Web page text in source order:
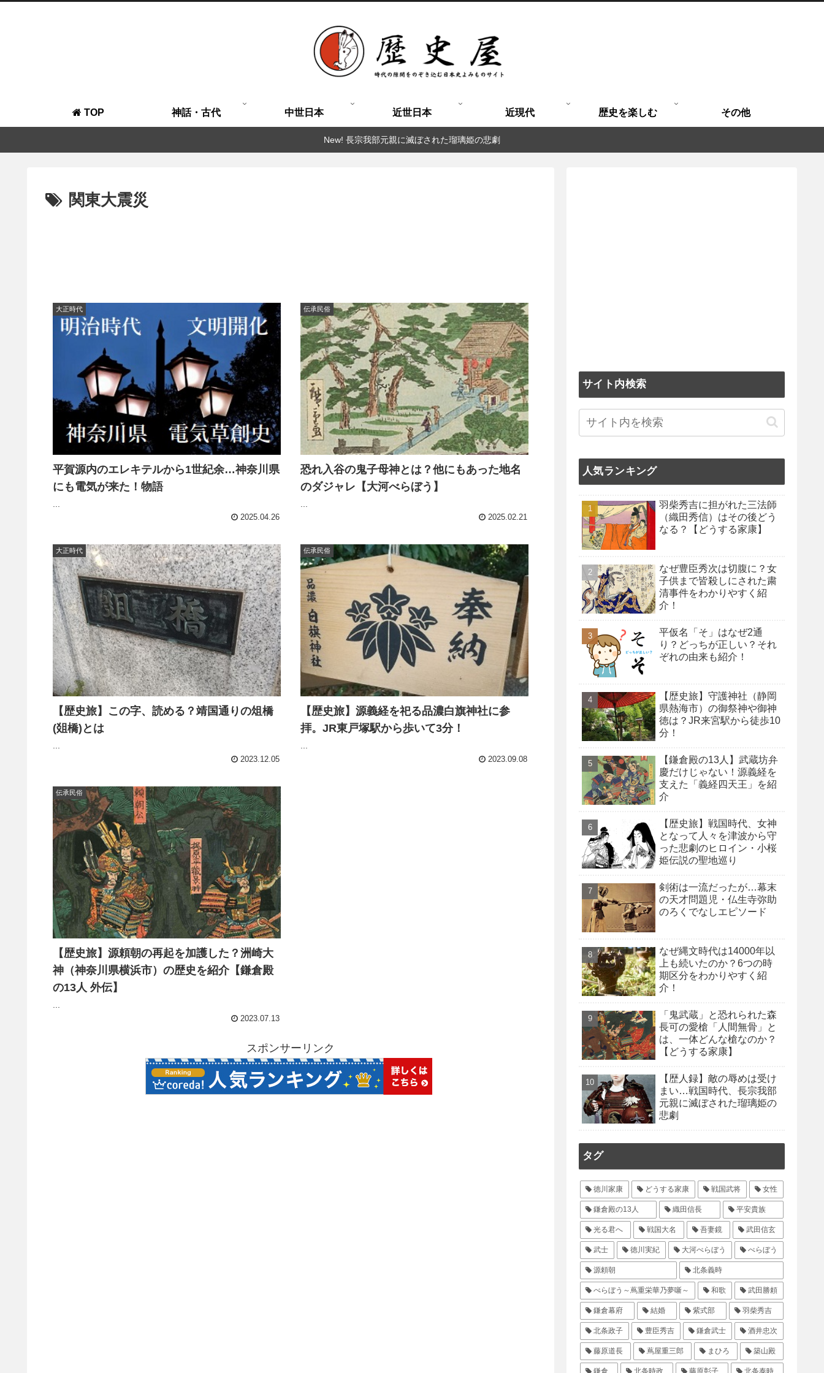
TOP 神話・古代 中世日本 近世日本 近現代 歴史を楽しむ その他
New! 長宗我部元親に滅ぼされた瑠璃姫の悲劇
関東大震災
大正時代
平賀源内のエレキテルから1世紀余…神奈川県
にも電気が来た！物語
2025.04.26
伝承民俗
恐れ入谷の鬼子母神とは？他にもあった地名
のダジャレ【大河べらぼう】
2025.02.21
大正時代
【歴史旅】この字、読める？靖国通りの俎橋
(爼橋)とは
...
2023.12.05
伝承民俗
【歴史旅】源義経を祀る品濃白旗神社に参
拝。JR東戸塚駅から歩いて3分！
...
2023.09.08
伝承民俗
【歴史旅】源頼朝の再起を加護した？洲崎大
神（神奈川県横浜市）の歴史を紹介【鎌倉殿
の13人 外伝】
2023.07.13
スポンサーリンク
サイト内検索
人気ランキング
羽柴秀吉に担がれた三法師
（織田秀信）はその後どう
なる？【どうする家康】
なぜ豊臣秀次は切腹に？女
子供まで皆殺しにされた粛
清事件をわかりやすく紹
介！
平仮名「そ」はなぜ2通
り？どっちが正しい？それ
ぞれの由来も紹介！
【歴史旅】守護神社（静岡
県熱海市）の御祭神や御神
徳は？JR来宮駅から徒歩10
分！
【鎌倉殿の13人】武蔵坊弁
慶だけじゃない！源義経を
支えた「義経四天王」を紹
介
【歴史旅】戦国時代、女神
となって人々を津波から守
った悲劇のヒロイン・小桜
姫伝説の聖地巡り
剣術は一流だったが…幕末
の天才問題児・仏生寺弥助
のろくでなしエピソード
なぜ縄文時代は14000年以
上も続いたのか？6つの時
期区分をわかりやすく紹
介！
「鬼武蔵」と恐れられた森
長可の愛槍「人間無骨」と
は、一体どんな槍なのか？
【どうする家康】
【歴人録】敵の辱めは受け
まい…戦国時代、長宗我部
元親に滅ぼされた瑠璃姫の
悲劇
タグ
徳川家康 どうする家康 戦国武将 女性
鎌倉殿の13人 織田信長 平安貴族
光る君へ 戦国大名 吾妻鏡 武田信玄
武士 徳川実紀 大河べらぼう べらぼう
源頼朝 北条義時
べらぼう～蔦重栄華乃夢噺～ 和歌 武田勝頼
鎌倉幕府 結婚 紫式部 羽柴秀吉
北条政子 豊臣秀吉 鎌倉武士 酒井忠次
藤原道長 蔦屋重三郎 まひろ 築山殿
鎌倉 北条時政 藤原彰子 北条泰時